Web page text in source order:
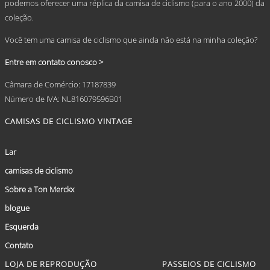
podemos oferecer uma réplica da camisa de ciclismo (para o ano 2000) da
coleção.
Você tem uma camisa de ciclismo que ainda não está na minha coleção?
Entre em contato conosco >
Câmara de Comércio: 17187839
Número de IVA: NL816079596B01
CAMISAS DE CICLISMO VINTAGE
Lar
camisas de ciclismo
Sobre a Ton Merckx
blogue
Esquerda
Contato
LOJA DE REPRODUÇÃO
PASSEIOS DE CICLISMO